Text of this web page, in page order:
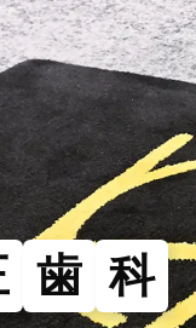
スタッフ募
KAZ矯正歯
子どもの矯
口腔筋機能
その他
部分的な矯
できるだけ
歯 科